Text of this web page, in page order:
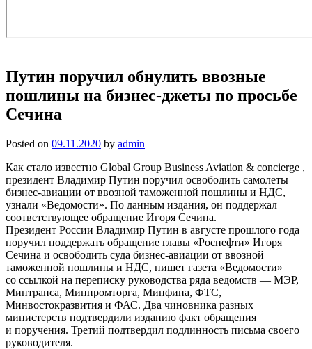
Путин поручил обнулить ввозные
пошлины на бизнес-джеты по просьбе
Сечина
Posted on 09.11.2020 by admin
Как стало известно Global Group Business Aviation & concierge ,
президент Владимир Путин поручил освободить самолеты
бизнес-авиации от ввозной таможенной пошлины и НДС,
узнали «Ведомости». По данным издания, он поддержал
соответствующее обращение Игоря Сечина.
Президент России Владимир Путин в августе прошлого года
поручил поддержать обращение главы «Роснефти» Игоря
Сечина и освободить суда бизнес-авиации от ввозной
таможенной пошлины и НДС, пишет газета «Ведомости»
со ссылкой на переписку руководства ряда ведомств — МЭР,
Минтранса, Минпромторга, Минфина, ФТС,
Минвостокразвития и ФАС. Два чиновника разных
министерств подтвердили изданию факт обращения
и поручения. Третий подтвердил подлинность письма своего
руководителя.